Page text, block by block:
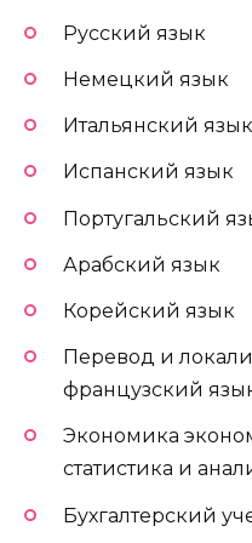
Русский язык
Немецкий язык
Итальянский язык
Испанский язык
Португальский
Арабский язык
Корейский язык
Перевод и
французский
Экономика
статистика и
Бухгалтерский